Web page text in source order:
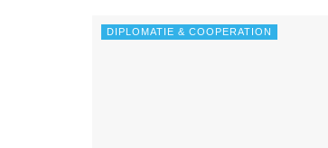
DIPLOMATIE & COOPERATION